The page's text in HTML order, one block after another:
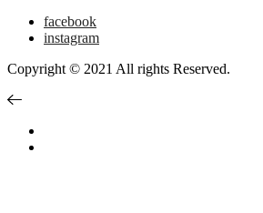
facebook
instagram
Copyright © 2021 All rights Reserved.